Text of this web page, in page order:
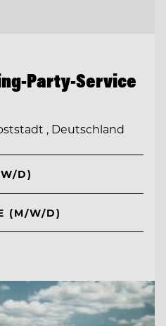
Party-Service
, Deutschland
D)
(M/W/D)